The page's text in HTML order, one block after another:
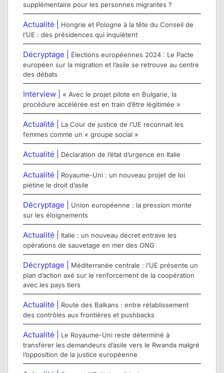
supplémentaire pour les personnes migrantes ?
Actualité |
Hongrie et Pologne à la tête du Conseil de
l’UE : des présidences qui inquiètent
Décryptage |
Élections européennes 2024 : Le Pacte
européen sur la migration et l’asile se retrouve au centre
des débats
Interview |
« Avec le projet pilote en Bulgarie, la
procédure accélérée est en train d’être légitimée »
Actualité |
La Cour de justice de l’UE reconnait les
femmes comme un « groupe social »
Actualité | Déclaration de l’état d’urgence en Italie
Actualité |
Royaume-Uni : un nouveau projet de loi
piétine le droit d’asile
Décryptage |
Union européenne : la pression monte
sur les éloignements
Actualité |
Italie : un nouveau décret entrave les
opérations de sauvetage en mer des ONG
Décryptage |
Méditerranée centrale : l’UE présente un
plan d’action axé sur le renforcement de la coopération
avec les pays tiers
Actualité |
Route des Balkans : entre rétablissement
des contrôles aux frontières et pushbacks
Actualité |
Le Royaume-Uni reste déterminé à
transférer les demandeurs d’asile vers le Rwanda malgré
l’opposition de la justice européenne